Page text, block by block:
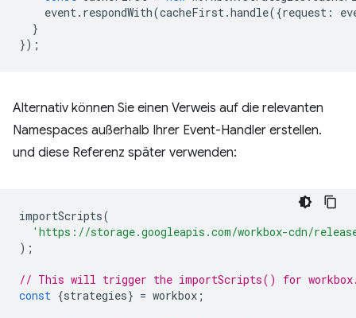
event. respondWith(cacheFirst.handle({request :
}
});
Alternativ können Sie einen Verweis auf die relevanten
Namespaces außerhalb Ihrer Event-Handler erstellen.
und diese Referenz später verwenden:
importScripts(
'https://storage.googleapis.com/workbox-cdn/
);
// This will trigger the importScripts() for
const {strategies} = workbox ;